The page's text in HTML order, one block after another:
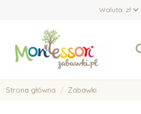
Waluta: zł
Strona główna Zabawki